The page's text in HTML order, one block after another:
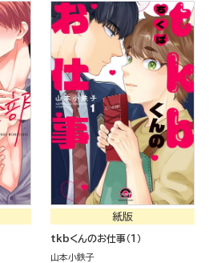
紙版
tkbくんのお仕事（１）
山本小鉄子